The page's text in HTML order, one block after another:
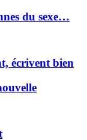
du sexe…
écrivent bien